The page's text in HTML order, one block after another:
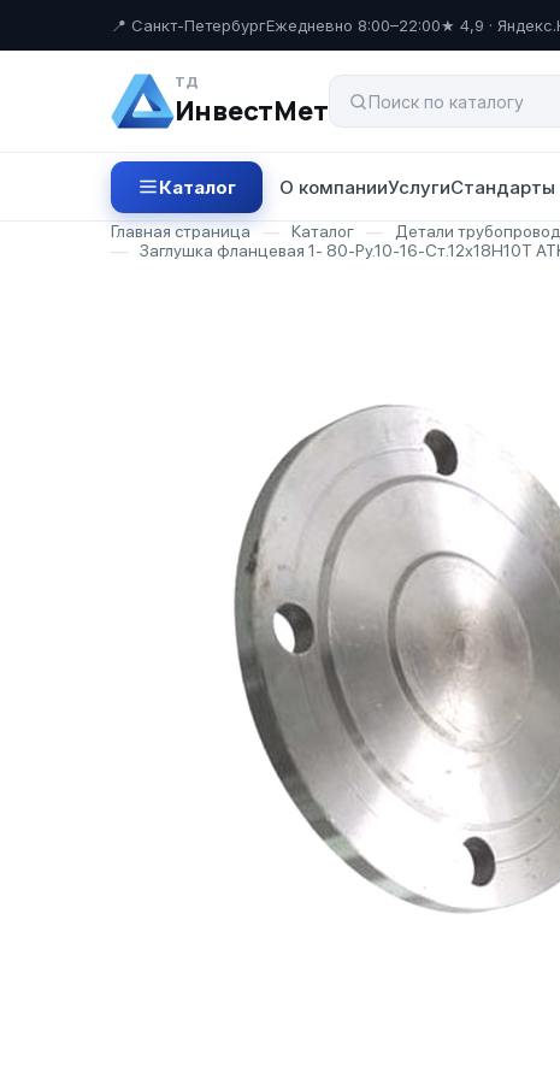
📍 Санкт-ПетербургЕжедневно 8:00–22:00★ 4,9 ·
ТД
ИнвестМет
Каталог О компанииУслуги
Главная страница — Каталог — Детали
—
Заглушка фланцевая 1- 80-Ру.10-16-Ст.12х18Н10Т